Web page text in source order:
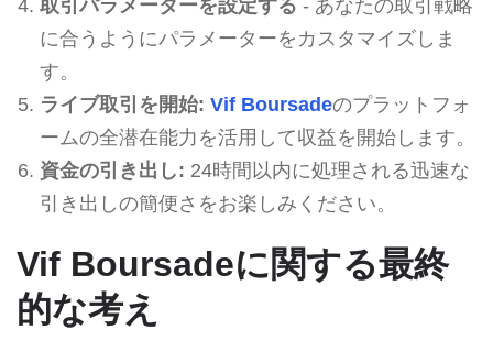
取引パラメーターを設定する - あなたの取引戦略
に合うようにパラメーターをカスタマイズしま
す。
ライブ取引を開始: Vif Boursadeのプラットフォ
ームの全潜在能力を活用して収益を開始します。
資金の引き出し: 24時間以内に処理される迅速な
引き出しの簡便さをお楽しみください。
Vif Boursadeに関する最終
的な考え